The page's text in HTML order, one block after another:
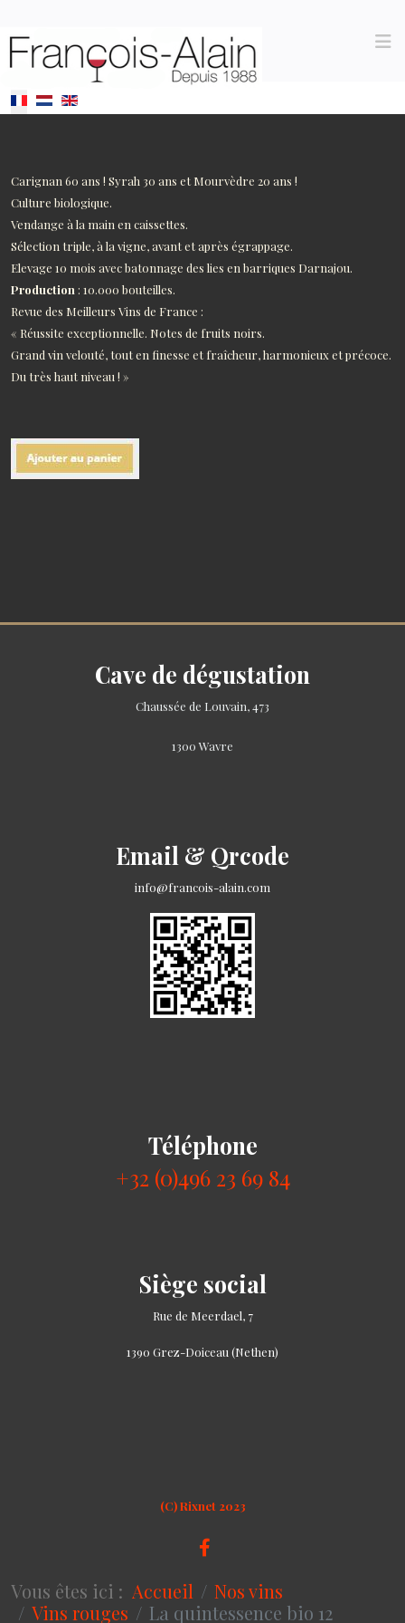
Carignan 60 ans ! Syrah 30 ans et Mourvèdre 20 ans !
Culture biologique.
Vendange à la main en caissettes.
Sélection triple, à la vigne, avant et après égrappage.
Elevage 10 mois avec batonnage des lies en barriques Darnajou.
Production : 10.000 bouteilles.
Revue des Meilleurs Vins de France :
« Réussite exceptionnelle. Notes de fruits noirs.
Grand vin velouté, tout en finesse et fraîcheur, harmonieux et précoce.
Du très haut niveau ! »
Cave de dégustation
Chaussée de Louvain, 473
1300 Wavre
Email & Qrcode
info@francois-alain.com
Téléphone
+32 (0)496 23 69 84
Siège social
Rue de Meerdael, 7
1390 Grez-Doiceau (Nethen)
(C) Rixnet 2023
Vous êtes ici : Accueil
Nos vins
Vins rouges
La quintessence bio 12